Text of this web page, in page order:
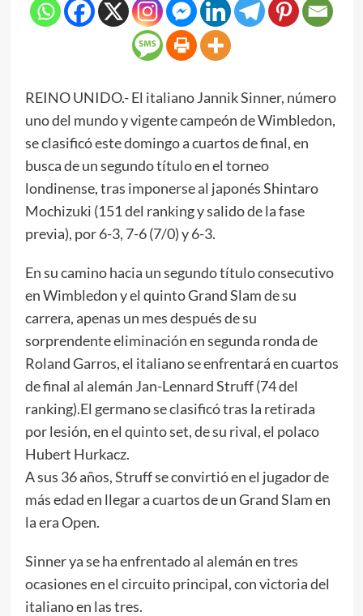
REINO UNIDO.- El italiano Jannik Sinner, número
uno del mundo y vigente campeón de Wimbledon,
se clasificó este domingo a cuartos de final, en
busca de un segundo título en el torneo
londinense, tras imponerse al japonés Shintaro
Mochizuki (151 del ranking y salido de la fase
previa), por 6-3, 7-6 (7/0) y 6-3.
En su camino hacia un segundo título consecutivo
en Wimbledon y el quinto Grand Slam de su
carrera, apenas un mes después de su
sorprendente eliminación en segunda ronda de
Roland Garros, el italiano se enfrentará en cuartos
de final al alemán Jan-Lennard Struff (74 del
ranking).El germano se clasificó tras la retirada
por lesión, en el quinto set, de su rival, el polaco
Hubert Hurkacz.
A sus 36 años, Struff se convirtió en el jugador de
más edad en llegar a cuartos de un Grand Slam en
la era Open.
Sinner ya se ha enfrentado al alemán en tres
ocasiones en el circuito principal, con victoria del
italiano en las tres.